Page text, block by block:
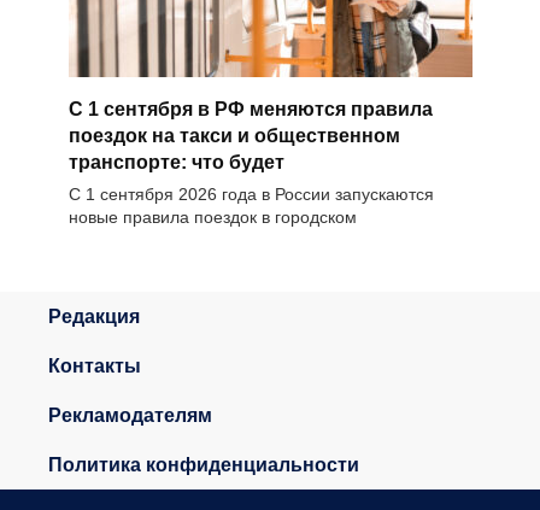
С 1 сентября в РФ меняются правила
поездок на такси и общественном
транспорте: что будет
С 1 сентября 2026 года в России запускаются
новые правила поездок в городском
Редакция
Контакты
Рекламодателям
Политика конфиденциальности